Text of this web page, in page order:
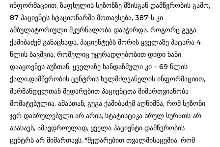
ინფორმაციით, ზაფხულის სეზონზე მზისგან დამწვრობის გამო,
87 პაციენტს სტაციონარში მოთავსება, 387-ს კი
ამბულატორიული მკურნალობა დასჭირდა. როგორც გუგა
ქაშიბაძემ განაცხადა, პაციენტებს შორის ყველაზე პატარა 4
წლის ბავშვია, რომელიც უყურადღებობით დიდი ხანი
დააყოვნეს აუზთან, ყველაზე ხანდაზმული კი – 69 წლის
ქალი.დამწვრობის ცენტრის ხელმძღვანელის ინფორმაციით,
შარშანდელთან შედარებით პაციენტთა მიმართვიანობა
მომატებულია. ამასთან, გუგა ქაშიბაძემ აღნიშნა, რომ სეზონი
ჯერ დასრულებული არ არის, სტატისტიკა სრულ სურათს არ
ასახავს, ამავდროულად, ყველა პაციენტი დამწვრობის
ცენტრს არ მიმართავს. "შედარებით თვალშისაცემია, რომ